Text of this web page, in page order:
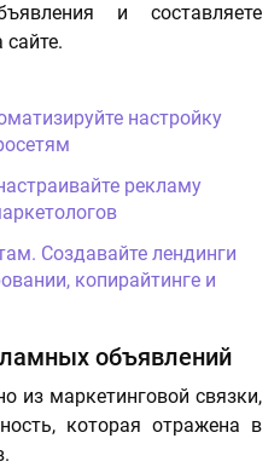
и составляете
настройку
рекламу
Создавайте лендинги
копирайтинге и
объявлений
из маркетинговой связки,
которая отражена в